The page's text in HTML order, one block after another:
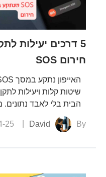
5 דרכים יעילות
חירום SOS
שיטות קלות ויעילות
הבית בלי לאבד נתונים. מתאים
By
David
25